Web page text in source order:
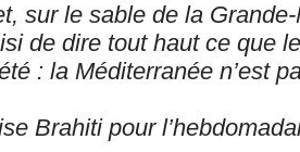
sur le sable de la
de dire tout haut ce que
: la Méditerranée n’est
Brahiti pour